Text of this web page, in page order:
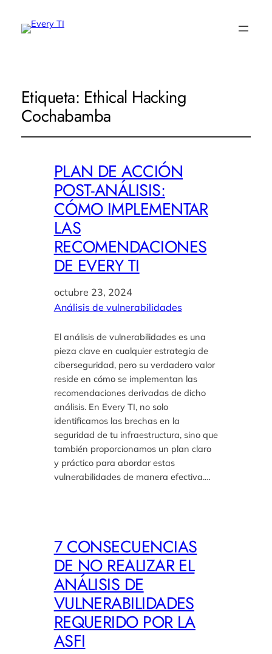
Etiqueta: Ethical Hacking
Cochabamba
PLAN DE ACCIÓN
POST-ANÁLISIS:
CÓMO IMPLEMENTAR
LAS
RECOMENDACIONES
DE EVERY TI
octubre 23, 2024
Análisis de vulnerabilidades
El análisis de vulnerabilidades es una
pieza clave en cualquier estrategia de
ciberseguridad, pero su verdadero valor
reside en cómo se implementan las
recomendaciones derivadas de dicho
análisis. En Every TI, no solo
identificamos las brechas en la
seguridad de tu infraestructura, sino que
también proporcionamos un plan claro
y práctico para abordar estas
vulnerabilidades de manera efectiva.…
7 CONSECUENCIAS
DE NO REALIZAR EL
ANÁLISIS DE
VULNERABILIDADES
REQUERIDO POR LA
ASFI